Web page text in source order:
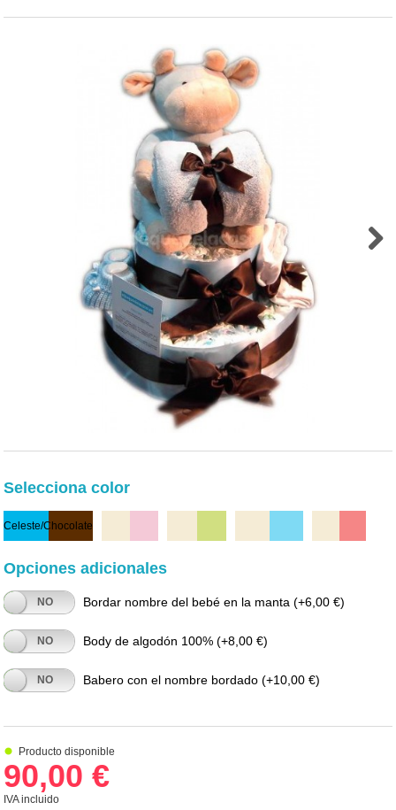
Selecciona color
Celeste/Chocolate
Opciones adicionales
NO Bordar nombre del bebé en la manta (+6,00 €)
NO Body de algodón 100% (+8,00 €)
NO Babero con el nombre bordado (+10,00 €)
Producto disponible
90,00 €
IVA incluido